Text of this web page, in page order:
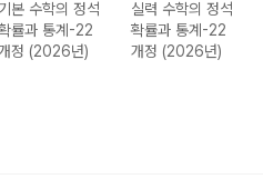
기본 수학의 정석
률과 통계-22
정 (2026년)
실력 수학의 정석
확률과 통계-22
개정 (2026년)